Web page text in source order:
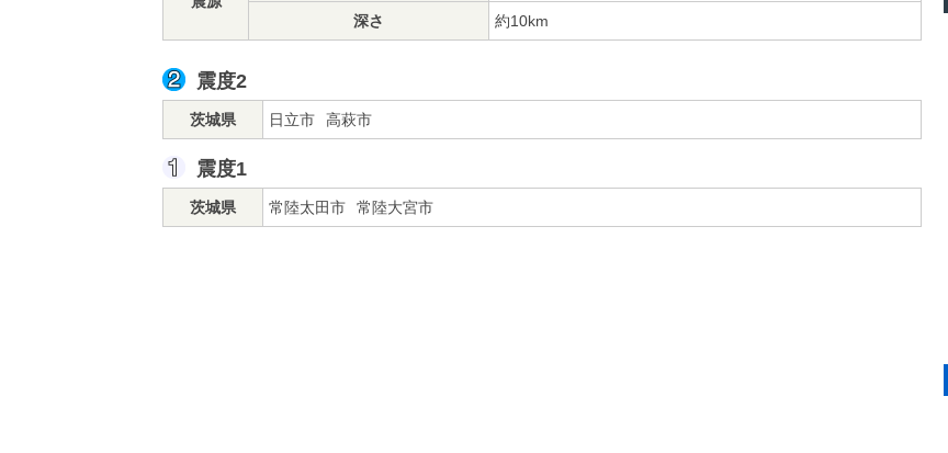
深さ
約10km
震度2
茨城県 日立市 高萩市
震度1
茨城県 常陸太田市 常陸大宮市